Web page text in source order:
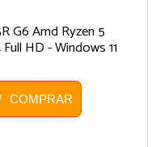
G6 Amd Ryzen 5
HD - Windows 11
COMPRAR